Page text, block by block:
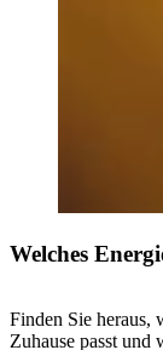
Welches
Finden Sie heraus,
Zuhause passt und